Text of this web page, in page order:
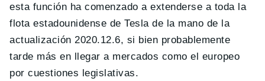
esta función ha comenzado a extenderse a toda la
flota estadounidense de Tesla de la mano de la
actualización 2020.12.6, si bien probablemente
tarde más en llegar a mercados como el europeo
por cuestiones legislativas.